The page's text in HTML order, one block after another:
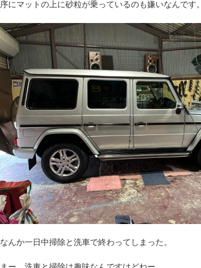
序にマットの上に砂粒が乗っているのも嫌いなんです。
なんか一日中掃除と洗車で終わってしまった。